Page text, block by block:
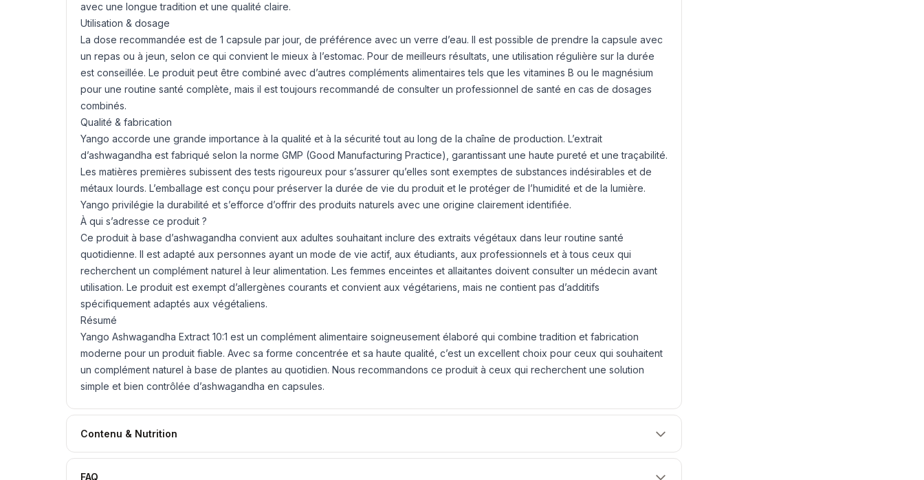
avec une longue tradition et une qualité claire.
Utilisation & dosage
La dose recommandée est de 1 capsule par jour, de préférence avec un verre d’eau. Il est possible de prendre la capsule avec
un repas ou à jeun, selon ce qui convient le mieux à l’estomac. Pour de meilleurs résultats, une utilisation régulière sur la durée
est conseillée. Le produit peut être combiné avec d’autres compléments alimentaires tels que les vitamines B ou le magnésium
pour une routine santé complète, mais il est toujours recommandé de consulter un professionnel de santé en cas de dosages
combinés.
Qualité & fabrication
Yango accorde une grande importance à la qualité et à la sécurité tout au long de la chaîne de production. L’extrait
d’ashwagandha est fabriqué selon la norme GMP (Good Manufacturing Practice), garantissant une haute pureté et une traçabilité.
Les matières premières subissent des tests rigoureux pour s’assurer qu’elles sont exemptes de substances indésirables et de
métaux lourds. L’emballage est conçu pour préserver la durée de vie du produit et le protéger de l’humidité et de la lumière.
Yango privilégie la durabilité et s’efforce d’offrir des produits naturels avec une origine clairement identifiée.
À qui s’adresse ce produit ?
Ce produit à base d’ashwagandha convient aux adultes souhaitant inclure des extraits végétaux dans leur routine santé
quotidienne. Il est adapté aux personnes ayant un mode de vie actif, aux étudiants, aux professionnels et à tous ceux qui
recherchent un complément naturel à leur alimentation. Les femmes enceintes et allaitantes doivent consulter un médecin avant
utilisation. Le produit est exempt d’allergènes courants et convient aux végétariens, mais ne contient pas d’additifs
spécifiquement adaptés aux végétaliens.
Résumé
Yango Ashwagandha Extract 10:1 est un complément alimentaire soigneusement élaboré qui combine tradition et fabrication
moderne pour un produit fiable. Avec sa forme concentrée et sa haute qualité, c’est un excellent choix pour ceux qui souhaitent
un complément naturel à base de plantes au quotidien. Nous recommandons ce produit à ceux qui recherchent une solution
simple et bien contrôlée d’ashwagandha en capsules.
Contenu & Nutrition
FAQ